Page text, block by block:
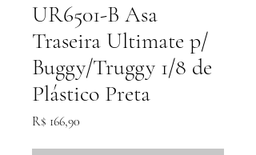
UR6501-B Asa
Traseira Ultimate p/
Buggy/Truggy 1/8 de
Plástico Preta
R$ 166,90